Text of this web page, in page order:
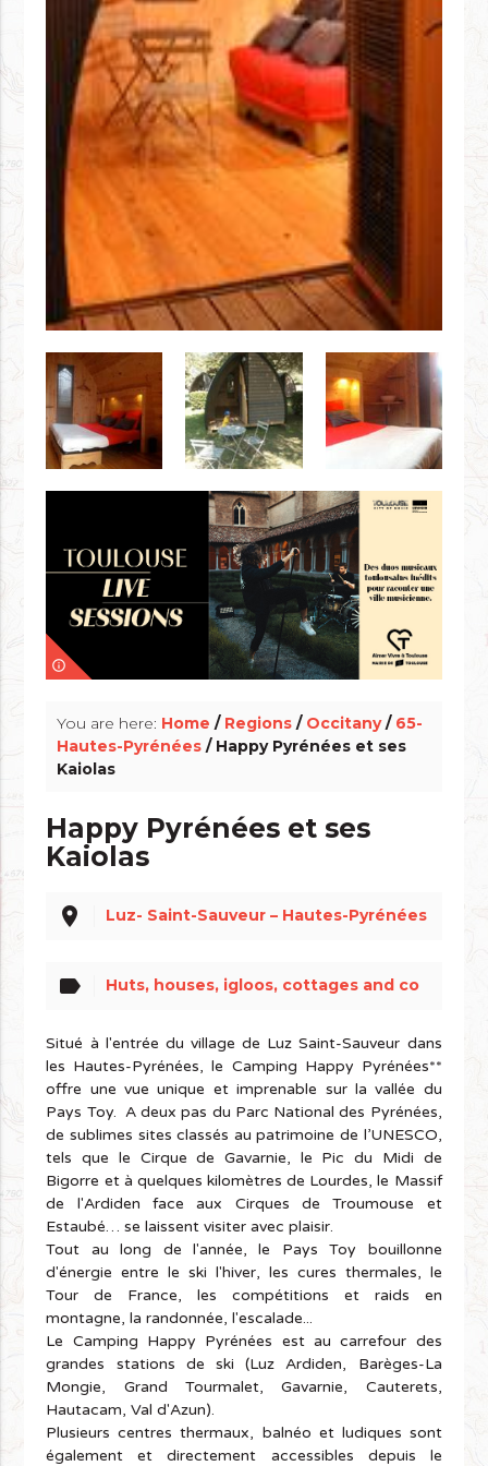
info_outline
You are here: Home / Regions / Occitany/ 65-
Hautes-Pyrénées / Happy Pyrénées et ses
Kaiolas
Happy Pyrénées et ses
Kaiolas
place Luz- Saint-Sauveur – Hautes-Pyrénées
label Huts, houses, igloos, cottages and co
Situé à l'entrée du village de Luz Saint-Sauveur dans
les Hautes-Pyrénées, le Camping Happy Pyrénées**
offre une vue unique et imprenable sur la vallée du
Pays Toy. A deux pas du Parc National des Pyrénées,
de sublimes sites classés au patrimoine de l’UNESCO,
tels que le Cirque de Gavarnie, le Pic du Midi de
Bigorre et à quelques kilomètres de Lourdes, le Massif
de l'Ardiden face aux Cirques de Troumouse et
Estaubé… se laissent visiter avec plaisir.
Tout au long de l'année, le Pays Toy bouillonne
d'énergie entre le ski l'hiver, les cures thermales, le
Tour de France, les compétitions et raids en
montagne, la randonnée, l'escalade...
Le Camping Happy Pyrénées est au carrefour des
grandes stations de ski (Luz Ardiden, Barèges-La
Mongie, Grand Tourmalet, Gavarnie, Cauterets,
Hautacam, Val d'Azun).
Plusieurs centres thermaux, balnéo et ludiques sont
également et directement accessibles depuis le